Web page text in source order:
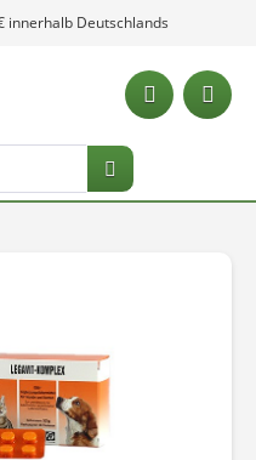
innerhalb Deutschlands